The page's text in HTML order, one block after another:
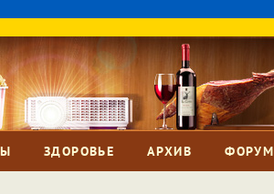
ЗДОРОВЬЕ АРХИВ ФОРУМ